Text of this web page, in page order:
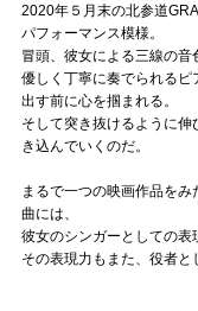
2020年５月末の北参道
パフォーマンス模様。
冒頭、彼女による三線の音
優しく丁寧に奏でられる
出す前に心を掴まれる。
そして突き抜けるように
き込んでいくのだ。
まるで一つの映画作品を
曲には、
彼女のシンガーとしての表
その表現力もまた、役者と